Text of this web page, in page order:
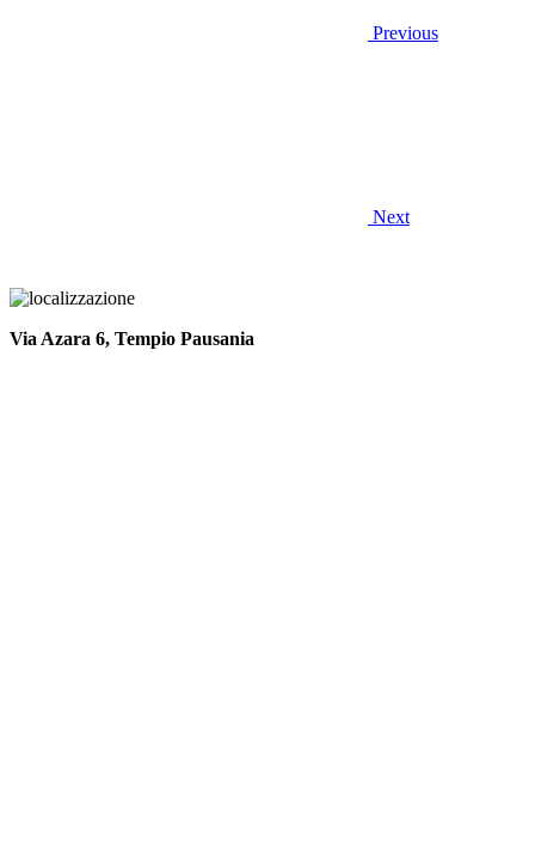
Previous
Next
Via Azara 6, Tempio Pausania